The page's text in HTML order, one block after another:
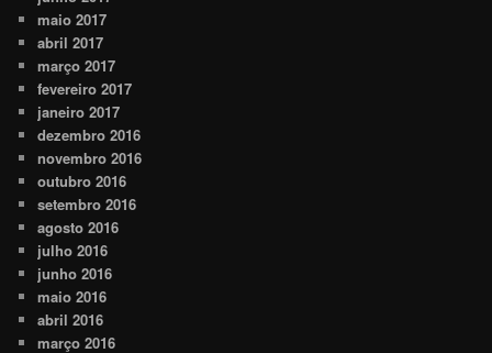
maio 2017
abril 2017
março 2017
fevereiro 2017
janeiro 2017
dezembro 2016
novembro 2016
outubro 2016
setembro 2016
agosto 2016
julho 2016
junho 2016
maio 2016
abril 2016
março 2016